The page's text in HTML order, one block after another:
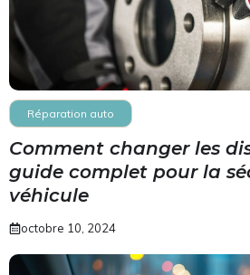
Réparation auto
Comment changer les
guide complet pour la
véhicule
octobre 10, 2024